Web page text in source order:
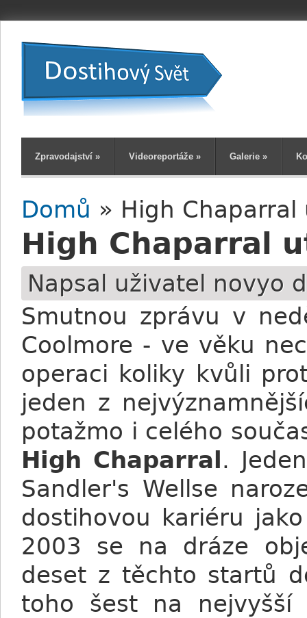
Zpravodajství » Videoreportáže » Galerie »
Jste zde
Domů » High
High Chaparral
Napsal uživatel novyo
Smutnou zprávu v
Coolmore - ve věku
operaci koliky kvůli
jeden z
potažmo i celého
High Chaparral .
Sandler's Wellse
dostihovou kariéru
2003 se na dráze
deset z těchto startů
toho šest na